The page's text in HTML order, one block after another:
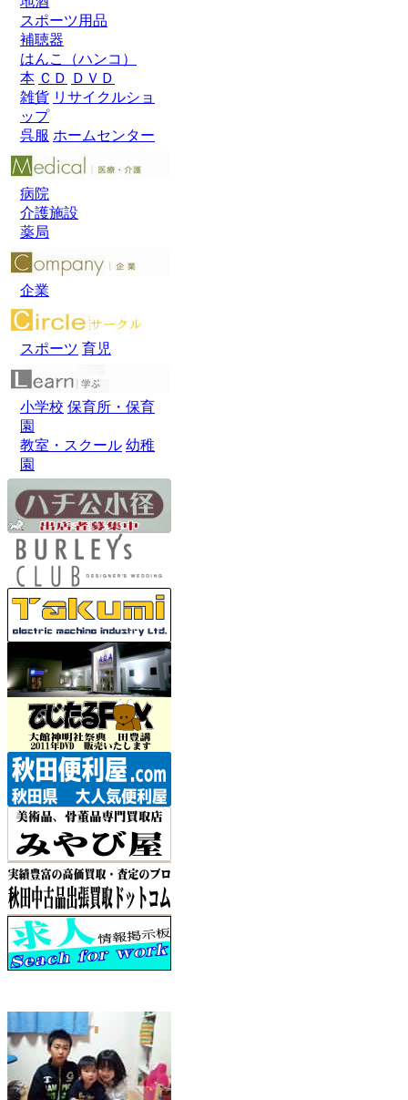
スポーツ用品
補聴器
はんこ（ハンコ）
本 ＣＤ ＤＶＤ
雑貨 リサイクルショ
ップ
呉服 ホームセンター
病院
介護施設
薬局
企業
スポーツ 育児
小学校 保育所・保育
園
教室・スクール 幼稚
園